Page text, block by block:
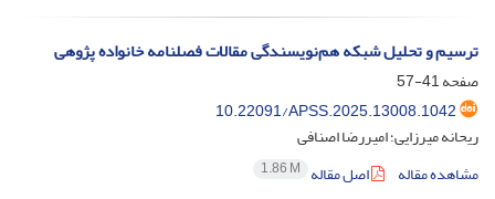
ترسیم و تحلیل شبکه هم‌نویسندگی مقالات فصلنامه خانواده پژوهی
صفحه41-57
10.22091/APSS.2025.13008.1042
ریحانه میرزایی؛ امیررضا اصنافی
مشاهده مقاله
اصل مقاله 1.86 M